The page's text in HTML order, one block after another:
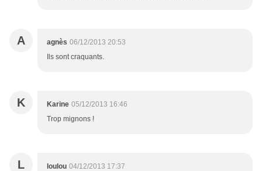
A agnès 06/12/2013 20:53
Ils sont craquants.
K Karine 05/12/2013 16:46
Trop mignons !
L loulou 04/12/2013 17:37